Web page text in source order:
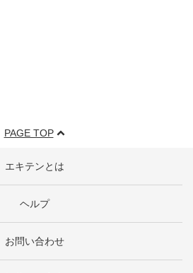
PAGE TOP
エキテンとは
ヘルプ
お問い合わせ